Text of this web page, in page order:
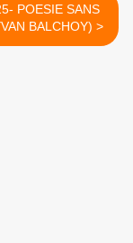
POESIE SANS
RIME (YVAN BALCHOY) >